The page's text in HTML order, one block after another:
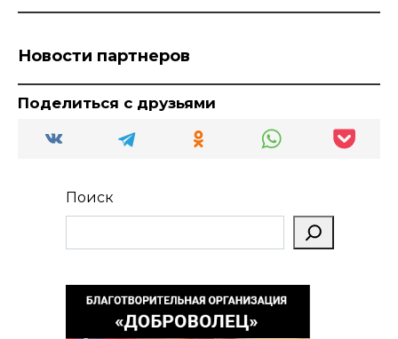
Новости партнеров
Поделиться с друзьями
Поиск